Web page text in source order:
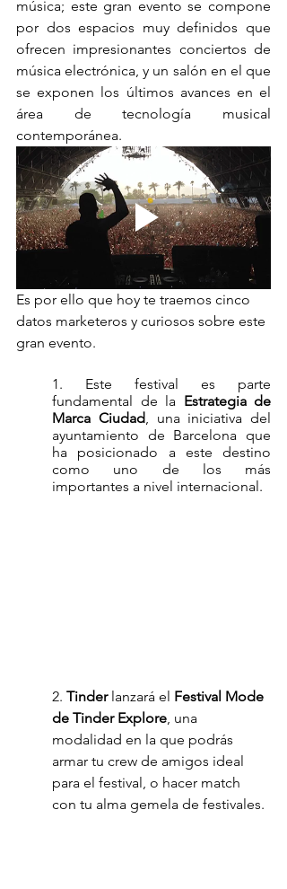
música; este gran evento se compone
por dos espacios muy definidos que
ofrecen impresionantes conciertos de
música electrónica, y un salón en el que
se exponen los últimos avances en el
área de tecnología musical
contemporánea.
Es por ello que hoy te traemos cinco
datos marketeros y curiosos sobre este
gran evento.
1. Este festival es parte
fundamental de la Estrategia de
Marca Ciudad, una iniciativa del
ayuntamiento de Barcelona que
ha posicionado a este destino
como uno de los más
importantes a nivel internacional.
2. Tinder lanzará el Festival Mode
de Tinder Explore, una
modalidad en la que podrás
armar tu crew de amigos ideal
para el festival, o hacer match
con tu alma gemela de festivales.